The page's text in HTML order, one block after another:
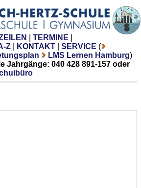
TERMINE
Z KONTAKT SERVICE (
LMS Lernen Hamburg)
Jahrgänge: 040 428 891-157 oder